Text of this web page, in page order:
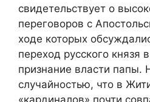
свидетельствует о
переговоров с
ходе которых
переход русского князя
признание власти
случайностью, что в
«кардиналов» почти